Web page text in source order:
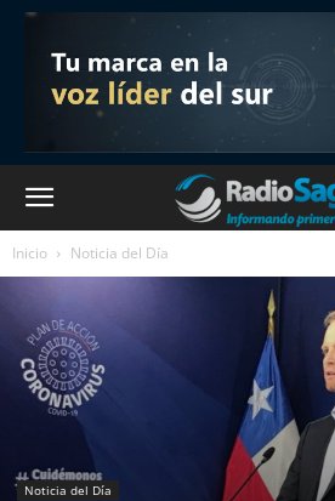
Inicio Noticia del Día
Noticia del Día